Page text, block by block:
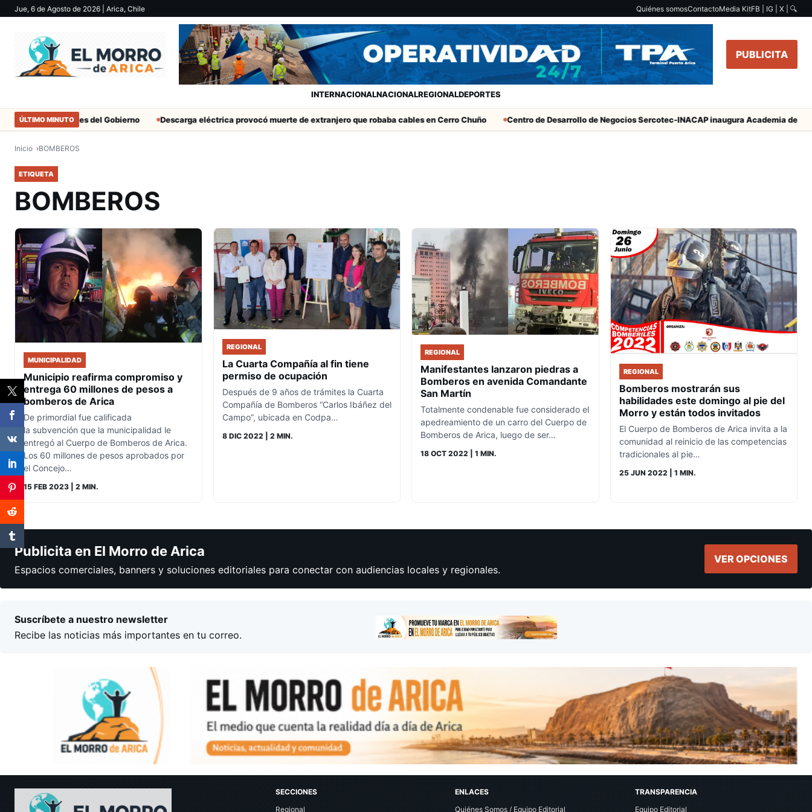
Jue, 6 de Agosto de 2026 | Arica, Chile Quiénes somosContactoMedia KitFB | IG | X | 🔍
PUBLICITA
INTERNACIONALNACIONALREGIONALDEPORTES
ÚLTIMO MINUTO
solo a militantes del Gobierno Descarga eléctrica provocó muerte de extranjero que robaba cables en Cerro Chuño Centro de Desarrollo de Negocios Sercotec-INACAP inaugura Academia de
Inicio BOMBEROS
ETIQUETA
BOMBEROS
MUNICIPALIDAD
Municipio reafirma compromiso y
entrega 60 millones de pesos a
bomberos de Arica
De primordial fue calificada
la subvención que la municipalidad le
entregó al Cuerpo de Bomberos de Arica.
Los 60 millones de pesos aprobados por
el Concejo…
15 FEB 2023 | 2 MIN.
REGIONAL
La Cuarta Compañía al fin tiene
permiso de ocupación
Después de 9 años de trámites la Cuarta
Compañía de Bomberos “Carlos Ibáñez del
Campo”, ubicada en Codpa…
8 DIC 2022 | 2 MIN.
REGIONAL
Manifestantes lanzaron piedras a
Bomberos en avenida Comandante
San Martín
Totalmente condenable fue considerado el
apedreamiento de un carro del Cuerpo de
Bomberos de Arica, luego de ser…
18 OCT 2022 | 1 MIN.
REGIONAL
Bomberos mostrarán sus
habilidades este domingo al pie del
Morro y están todos invitados
El Cuerpo de Bomberos de Arica invita a la
comunidad al reinicio de las competencias
tradicionales al pie…
25 JUN 2022 | 1 MIN.
Publicita en El Morro de Arica
Espacios comerciales, banners y soluciones editoriales para conectar con audiencias locales y regionales.
VER OPCIONES
Suscríbete a nuestro newsletter
Recibe las noticias más importantes en tu correo.
SECCIONES
Regional
ENLACES
Quiénes Somos / Equipo Editorial
TRANSPARENCIA
Equipo Editorial